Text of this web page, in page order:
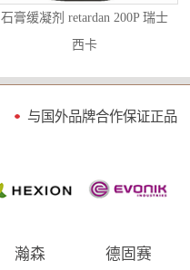
石膏缓凝剂 retardan 200P 瑞士
西卡
与国外品牌合作保证正品
瀚森 德固赛